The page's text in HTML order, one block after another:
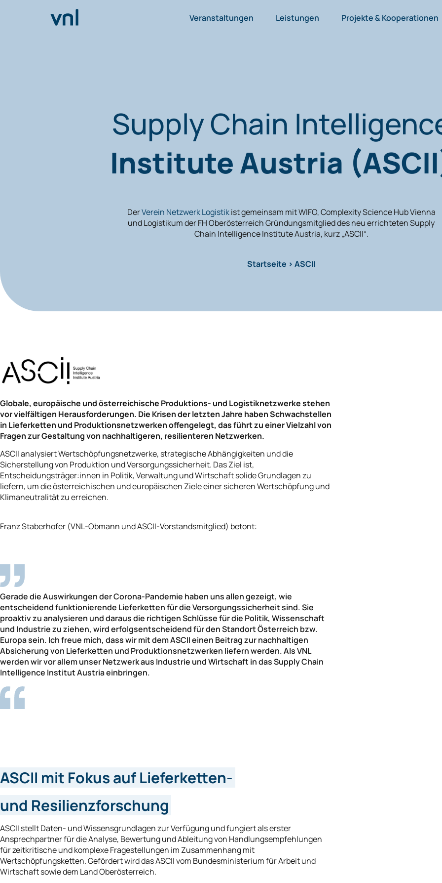
Veranstaltungen Leistungen Projekte & Kooperationen
Supply Chain
Institute Austria
DerVerein Netzwerk Logistikist gemeinsam mit WIFO, Complexity Science Hub Vienna
und Logistikum der FH Oberösterreich Gründungsmitglied des neu errichteten Supply
Chain Intelligence Institute Austria, kurz „ASCII“.
Startseite > ASCII
Globale, europäische und österreichische Produktions- und Logistiknetzwerke stehen
vor vielfältigen Herausforderungen. Die Krisen der letzten Jahre haben Schwachstellen
in Lieferketten und Produktionsnetzwerken offengelegt, das führt zu einer Vielzahl von
Fragen zur Gestaltung von nachhaltigeren, resilienteren Netzwerken.
ASCII analysiert Wertschöpfungsnetzwerke, strategische Abhängigkeiten und die
Sicherstellung von Produktion und Versorgungssicherheit. Das Ziel ist,
Entscheidungsträger:innen in Politik, Verwaltung und Wirtschaft solide Grundlagen zu
liefern, um die österreichischen und europäischen Ziele einer sicheren Wertschöpfung und
Klimaneutralität zu erreichen.
Franz Staberhofer (VNL-Obmann und ASCII-Vorstandsmitglied) betont:
Gerade die Auswirkungen der Corona-Pandemie haben uns allen gezeigt, wie
entscheidend funktionierende Lieferketten für die Versorgungssicherheit sind. Sie
proaktiv zu analysieren und daraus die richtigen Schlüsse für die Politik, Wissenschaft
und Industrie zu ziehen, wird erfolgsentscheidend für den Standort Österreich bzw.
Europa sein. Ich freue mich, dass wir mit dem ASCII einen Beitrag zur nachhaltigen
Absicherung von Lieferketten und Produktionsnetzwerken liefern werden. Als VNL
werden wir vor allem unser Netzwerk aus Industrie und Wirtschaft in das Supply Chain
Intelligence Institut Austria einbringen.
ASCII mit Fokus auf Lieferketten-
und Resilienzforschung
ASCII stellt Daten- und Wissensgrundlagen zur Verfügung und fungiert als erster
Ansprechpartner für die Analyse, Bewertung und Ableitung von Handlungsempfehlungen
für zeitkritische und komplexe Fragestellungen im Zusammenhang mit
Wertschöpfungsketten. Gefördert wird das ASCII vom Bundesministerium für Arbeit und
Wirtschaft sowie dem Land Oberösterreich.